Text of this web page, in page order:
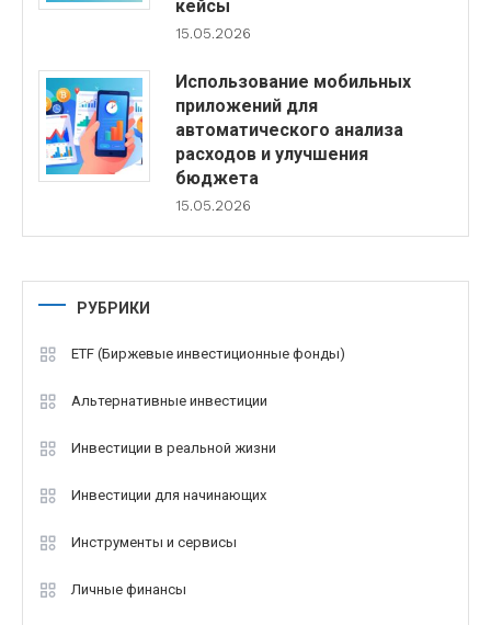
кейсы
15.05.2026
Использование мобильных
приложений для
автоматического анализа
расходов и улучшения
бюджета
15.05.2026
РУБРИКИ
ETF (Биржевые инвестиционные фонды)
Альтернативные инвестиции
Инвестиции в реальной жизни
Инвестиции для начинающих
Инструменты и сервисы
Личные финансы